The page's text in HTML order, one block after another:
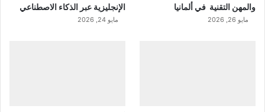
والمهن التقنية في ألمانيا
مايو 26, 2026
الإنجليزية عبر الذكاء الاصطناعي
مايو 24, 2026